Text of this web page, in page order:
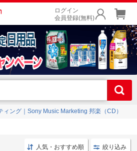
ログイン
会員登録(無料)
ィング｜Sony Music Marketing 邦楽（CD）
DVD付 エイベックス・エンタテインメント
人気・おすすめ順 絞り込み